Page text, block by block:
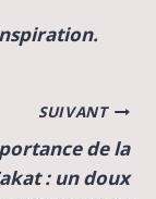
SUIVANT
de la
: un doux